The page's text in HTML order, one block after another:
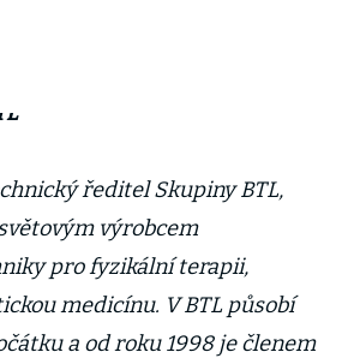
ředitel Skupiny BTL,
výrobcem
pro fyzikální terapii,
medicínu. V BTL působí
a od roku 1998 je členem